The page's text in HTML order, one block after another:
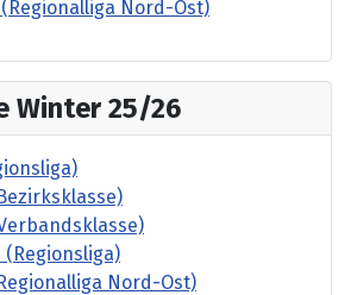
Nord-Ost)
Winter 25/26
Nord-Ost)